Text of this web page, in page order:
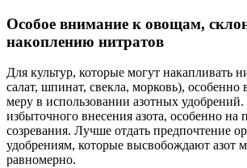
Особое внимание к овощам,
накоплению нитратов
Для культур, которые могут накапливать
салат, шпинат, свекла, морковь), особенно
меру в использовании азотных удобрений.
избыточного внесения азота, особенно на
созревания. Лучше отдать предпочтение
удобрениям, которые высвобождают азот
равномерно.